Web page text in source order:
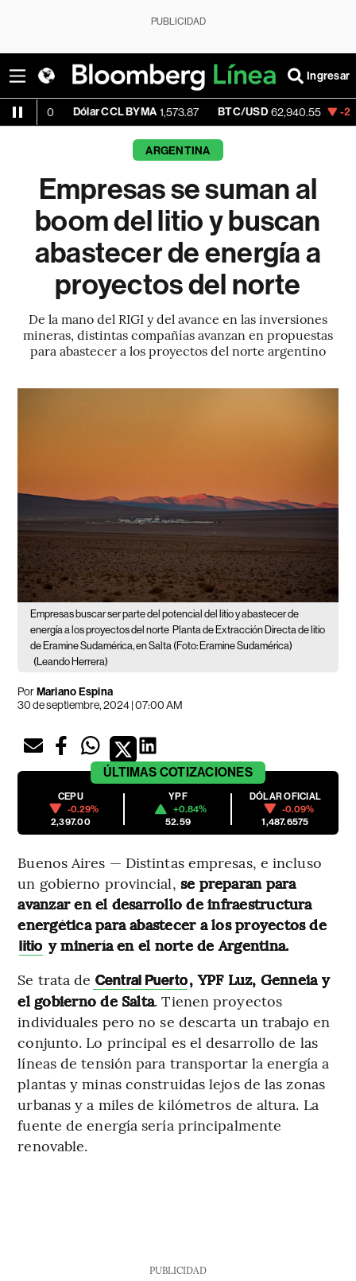
PUBLICIDAD
Ingresar
Dólar CCL BYMA 1,573.87 BTC/USD 62,940.55 -2.74%
ARGENTINA
Empresas se suman al
boom del litio y buscan
abastecer de energía a
proyectos del norte
De la mano del RIGI y del avance en las inversiones
mineras, distintas compañías avanzan en propuestas
para abastecer a los proyectos del norte argentino
Empresas buscar ser parte del potencial del litio y abastecer de
energía a los proyectos del norte Planta de Extracción Directa de litio
de Eramine Sudamérica, en Salta (Foto: Eramine Sudamérica)
(Leando Herrera)
PorMariano Espina
30 de septiembre, 2024 | 07:00 AM
ÚLTIMAS COTIZACIONES
CEPU
-0.29%
2,397.00
YPF
+0.84%
52.59
DÓLAR OFICIAL
-0.09%
1,487.6575
Buenos Aires — Distintas empresas, e incluso
un gobierno provincial, se preparan para
avanzar en el desarrollo de infraestructura
energética para abastecer a los proyectos de
litio y minería en el norte de Argentina.
Se trata de Central Puerto, YPF Luz, Genneia y
el gobierno de Salta. Tienen proyectos
individuales pero no se descarta un trabajo en
conjunto. Lo principal es el desarrollo de las
líneas de tensión para transportar la energía a
plantas y minas construidas lejos de las zonas
urbanas y a miles de kilómetros de altura. La
fuente de energía sería principalmente
renovable.
PUBLICIDAD